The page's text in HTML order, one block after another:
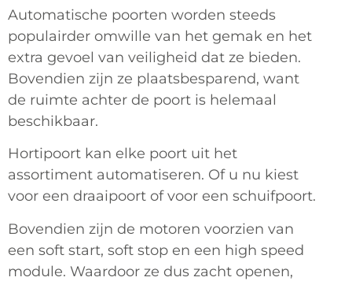
Automatische poorten worden steeds
populairder omwille van het gemak en het
extra gevoel van veiligheid dat ze bieden.
Bovendien zijn ze plaatsbesparend, want
de ruimte achter de poort is helemaal
beschikbaar.
Hortipoort kan elke poort uit het
assortiment automatiseren. Of u nu kiest
voor een draaipoort of voor een schuifpoort.
Bovendien zijn de motoren voorzien van
een soft start, soft stop en een high speed
module. Waardoor ze dus zacht openen,